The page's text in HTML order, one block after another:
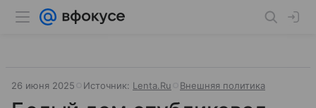
26 июня 2025 Источник: Lenta.Ru Внешняя политика